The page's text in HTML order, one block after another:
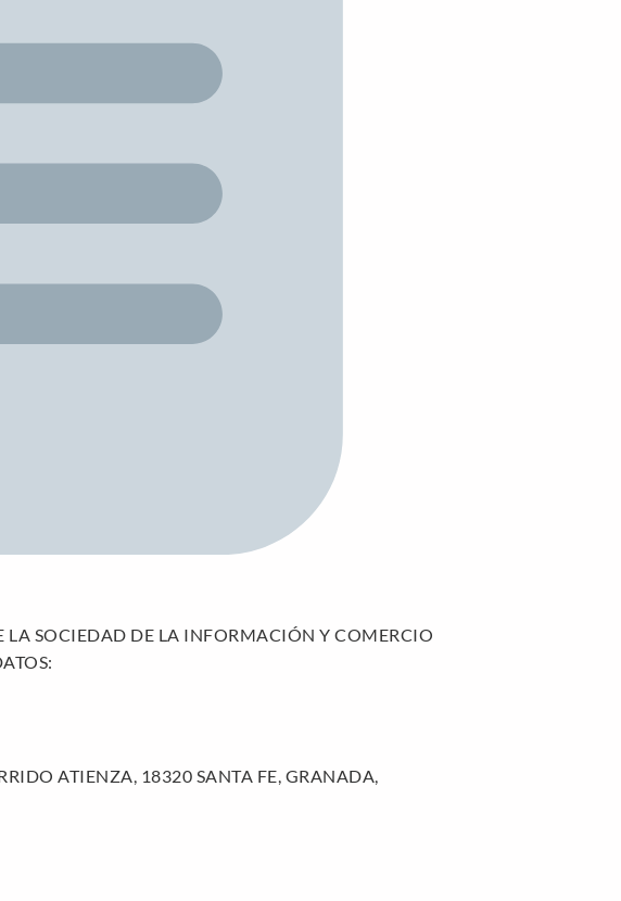
LA SOCIEDAD DE LA INFORMACIÓN Y COMERCIO
ATIENZA, 18320 SANTA FE, GRANADA,